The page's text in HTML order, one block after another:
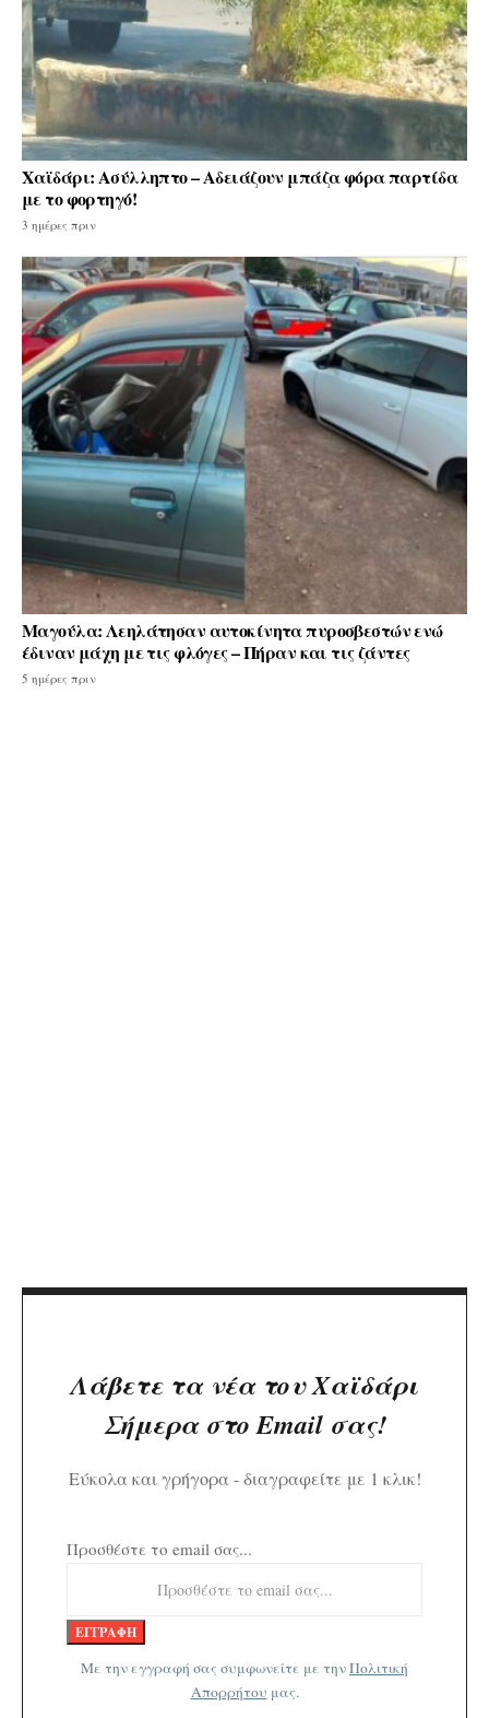
Χαϊδάρι: Ασύλληπτο – Αδειάζουν μπάζα φόρα παρτίδα
με το φορτηγό!
3 ημέρες πριν
Μαγούλα: Λεηλάτησαν αυτοκίνητα πυροσβεστών ενώ
έδιναν μάχη με τις φλόγες – Πήραν και τις ζάντες
5 ημέρες πριν
Λάβετε τα νέα του Χαϊδάρι
Σήμερα στο Email σας!
Εύκολα και γρήγορα - διαγραφείτε με 1 κλικ!
Προσθέστε το email σας...
Με την εγγραφή σας συμφωνείτε με τηνΠολιτική
Απορρήτου μας.